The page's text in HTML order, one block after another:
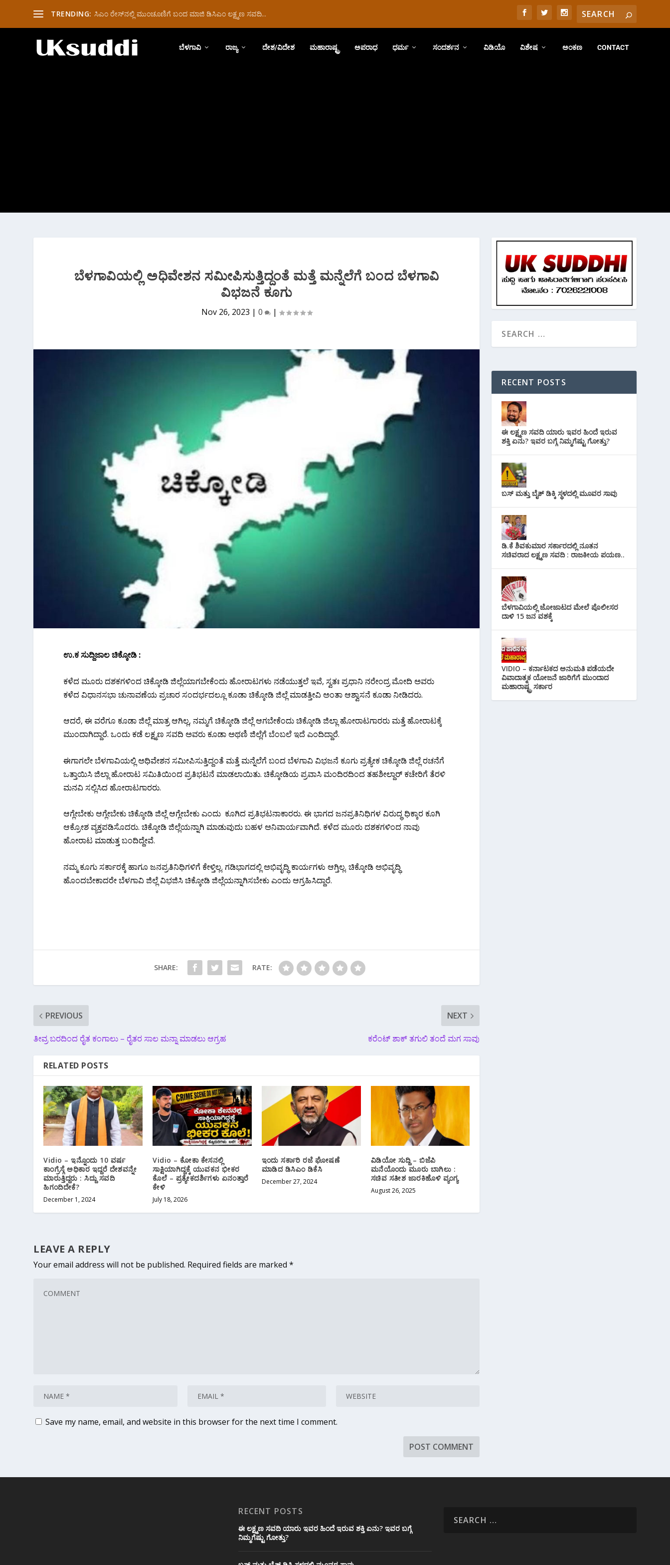
TRENDING: ಸಿಎಂ ರೇಸ್‌ನಲ್ಲಿ ಮುಂಚೂಣಿಗೆ ಬಂದ ಮಾಜಿ ಡಿಸಿಎಂ ಲಕ್ಷ್ಮಣ ಸವದಿ...
ಬೆಳಗಾವಿ ರಾಜ್ಯ ದೇಶ/ವಿದೇಶ ಮಹಾರಾಷ್ಟ್ರ ಅಪರಾಧ ಧರ್ಮ ಸಂದರ್ಶನ ವಿಡಿಯೊ ವಿಶೇಷ ಅಂಕಣ CONTACT
ಬೆಳಗಾವಿಯಲ್ಲಿ ಅಧಿವೇಶನ ಸಮೀಪಿಸುತ್ತಿದ್ದಂತೆ ಮತ್ತೆ ಮನ್ನೆಲೆಗೆ ಬಂದ ಬೆಳಗಾವಿ
ವಿಭಜನೆ ಕೂಗು
Nov 26, 2023 | 0 |
ಉ.ಕ ಸುದ್ದಿಜಾ‌ಲ ಚಿಕ್ಕೋಡಿ :
ಕಳೆದ ಮೂರು ದಶಕಗಳಿಂದ ಚಿಕ್ಕೋಡಿ ಜಿಲ್ಲೆಯಾಗಬೇಕೆಂದು ಹೋರಾಟಗಳು ನಡೆಯುತ್ತಲೆ ಇವೆ, ಸ್ವತಃ ಪ್ರಧಾನಿ ನರೇಂದ್ರ ಮೋದಿ ಅವರು
ಕಳೆದ ವಿಧಾನಸಭಾ ಚುನಾವಣೆಯ ಪ್ರಚಾರ ಸಂದರ್ಭದಲ್ಲೂ ಕೂಡಾ ಚಿಕ್ಕೋಡಿ ಜಿಲ್ಲೆ ಮಾಡತ್ತೀವಿ ಅಂತಾ ಆಶ್ವಾಸನೆ ಕೂಡಾ ನೀಡಿದರು.
ಆದರೆ, ಈ ವರೆಗೂ ಕೂಡಾ ಜಿಲ್ಲೆ ಮಾತ್ರ ಆಗಿಲ್ಲ, ನಮ್ಮಗೆ ಚಿಕ್ಕೋಡಿ ಜಿಲ್ಲೆ ಆಗಬೇಕೆಂದು ಚಿಕ್ಕೋಡಿ ಜಿಲ್ಲಾ ಹೋರಾಟಗಾರರು ಮತ್ತೆ ಹೋರಾಟಕ್ಕೆ
ಮುಂದಾಗಿದ್ದಾರೆ. ಒಂದು ಕಡೆ ಲಕ್ಷ್ಮಣ ಸವದಿ ಅವರು ಕೂಡಾ ಅಥಣಿ ಜಿಲ್ಲೆಗೆ ಬೆಂಬಲೆ ಇದೆ ಎಂದಿದ್ದಾರೆ.
ಈಗಾಗಲೇ ಬೆಳಗಾವಿಯಲ್ಲಿ ಅಧಿವೇಶನ ಸಮೀಪಿಸುತ್ತಿದ್ದಂತೆ ಮತ್ತೆ ಮನ್ನೆಲೆಗೆ ಬಂದ ಬೆಳಗಾವಿ ವಿಭಜನೆ ಕೂಗು ಪ್ರತ್ಯೇಕ ಚಿಕ್ಕೋಡಿ ಜಿಲ್ಲೆ ರಚನೆಗೆ
ಒತ್ತಾಯಿಸಿ ಜಿಲ್ಲಾ ಹೋರಾಟ ಸಮಿತಿಯಿಂದ ಪ್ರತಿಭಟನೆ ಮಾಡಲಾಯಿತು. ಚಿಕ್ಕೋಡಿಯ ಪ್ರವಾಸಿ ಮಂದಿರದಿಂದ ತಹಶೀಲ್ದಾರ್ ಕಚೇರಿಗೆ ತೆರಳಿ
ಮನವಿ ಸಲ್ಲಿಸಿದ ಹೋರಾಟಗಾರರು.
ಆಗ್ಲೇಬೇಕು ಆಗ್ಲೇಬೇಕು ಚಿಕ್ಕೋಡಿ ಜಿಲ್ಲೆ ಆಗ್ಲೇಬೇಕು ಎಂದು ಕೂಗಿದ ಪ್ರತಿಭಟನಾಕಾರರು. ಈ ಭಾಗದ ಜನಪ್ರತಿನಿಧಿಗಳ ವಿರುದ್ಧ ಧಿಕ್ಕಾರ ಕೂಗಿ
ಆಕ್ರೋಶ ವ್ಯಕ್ತಪಡಿಸೊದರು. ಚಿಕ್ಕೋಡಿ ಜಿಲ್ಲೆಯನ್ನಾಗಿ ಮಾಡುವುದು ಬಹಳ ಅನಿವಾರ್ಯವಾಗಿದೆ. ಕಳೆದ ಮೂರು ದಶಕಗಳಿಂದ ನಾವು
ಹೋರಾಟ ಮಾಡುತ್ತ ಬಂದಿದ್ದೇವೆ.
ನಮ್ಮ ಕೂಗು ಸರ್ಕಾರಕ್ಕೆ ಹಾಗೂ ಜನಪ್ರತಿನಿಧಿಗಳಿಗೆ ಕೇಳ್ತಿಲ್ಲ. ಗಡಿಭಾಗದಲ್ಲಿ ಅಭಿವೃದ್ಧಿ ಕಾರ್ಯಗಳು ಆಗ್ತಿಲ್ಲ. ಚಿಕ್ಕೋಡಿ ಅಭಿವೃದ್ಧಿ
ಹೊಂದಬೇಕಾದರೇ ಬೆಳಗಾವಿ ಜಿಲ್ಲೆ ವಿಭಜಿಸಿ ಚಿಕ್ಕೋಡಿ ಜಿಲ್ಲೆಯನ್ನಾಗಿಸಬೇಕು ಎಂದು ಆಗ್ರಹಿಸಿದ್ದಾರೆ.
SHARE: RATE:
PREVIOUS
ತೀವ್ರ ಬರದಿಂದ ರೈತ ಕಂಗಾಲು – ರೈತರ ಸಾಲ ಮನ್ನಾ ಮಾಡಲು ಆಗ್ರಹ
NEXT
ಕರೆಂಟ್ ಶಾಕ್ ತಗುಲಿ ತಂದೆ ಮಗ ಸಾವು
RELATED POSTS
Vidio – ಇನ್ನೊಂದು 10 ವರ್ಷ
ಕಾಂಗ್ರೆಸ್ಗೆ ಅಧಿಕಾರ ಇದ್ದರೆ ದೇಶವನ್ನೇ
ಮಾರುತ್ತಿದ್ದರು : ಸಿದ್ದು ಸವದಿ
ಹಿಗಂದಿದೇಕೆ?
December 1, 2024
Vidio – ಕೋಕಾ ಕೇಸನಲ್ಲಿ
ಸಾಕ್ಷಿಯಾಗಿದ್ದಕ್ಕೆ ಯುವಕನ ಭೀಕರ
ಕೊಲೆ – ಪ್ರತ್ಯೇಕದರ್ಶಿಗಳು ಏನಂತ್ತಾರೆ
ಕೇಳಿ
July 18, 2026
ಇಂದು‌ ಸರ್ಕಾರಿ ರಜೆ ಘೋಷಣೆ‌
ಮಾಡಿದ ಡಿಸಿಎಂ ಡಿಕೆಸಿ
December 27, 2024
ವಿಡಿಯೋ ಸುದ್ದಿ – ಬಿಜೆಪಿ
ಮನೆಯೊಂದು ಮೂರು ಬಾಗಿಲು :
ಸಚಿವ ಸತೀಶ ಜಾರಕಿಹೊಳಿ ವ್ಯಂಗ್ಯ
August 26, 2025
LEAVE A REPLY
Your email address will not be published. Required fields are marked*
Save my name, email, and website in this browser for the next time I comment.
RECENT POSTS
ಈ ಲಕ್ಷ್ಮಣ ಸವದಿ ಯಾರು ಇವರ ಹಿಂದೆ ಇರುವ
ಶಕ್ತಿ ಏನು? ಇವರ ಬಗ್ಗೆ ನಿಮ್ಮಗೆಷ್ಟು ಗೋತ್ತು?
ಬಸ್ ಮತ್ತು ಬೈಕ್ ಡಿಕ್ಕಿ ಸ್ಥಳದಲ್ಲಿ ಮೂವರ ಸಾವು
ಡಿ.ಕೆ ಶಿವಕುಮಾರ ಸರ್ಕಾರದಲ್ಲಿ ನೂತನ
ಸಚಿವರಾದ ಲಕ್ಷ್ಮಣ ಸವದಿ : ರಾಜಕೀಯ ಪಯಣ..
ಬೆಳಗಾವಿಯಲ್ಲಿ ಜೋಜಾಟದ ಮೇಲೆ ಪೊಲೀಸರ
ದಾಳಿ 15 ಜನ ವಶಕ್ಕೆ
VIDIO – ಕರ್ನಾಟಕದ ಅನುಮತಿ ಪಡೆಯದೇ
ವಿವಾದಾತ್ಮಕ ಯೋಜನೆ ಜಾರಿಗೆಗೆ ಮುಂದಾದ
ಮಹಾರಾಷ್ಟ್ರ ಸರ್ಕಾರ
RECENT POSTS
ಈ ಲಕ್ಷ್ಮಣ ಸವದಿ ಯಾರು ಇವರ ಹಿಂದೆ ಇರುವ ಶಕ್ತಿ ಏನು? ಇವರ ಬಗ್ಗೆ
ನಿಮ್ಮಗೆಷ್ಟು ಗೋತ್ತು?